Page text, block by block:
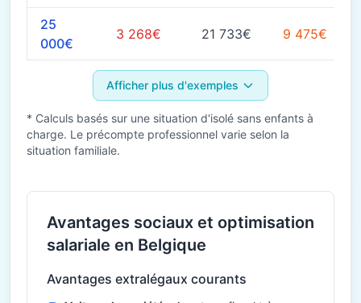
25
000€
3 268€ 21 733€ 9 475€
Afficher plus d'exemples
* Calculs basés sur une situation d'isolé sans enfants à
charge. Le précompte professionnel varie selon la
situation familiale.
Avantages sociaux et optimisation
salariale en Belgique
Avantages extralégaux courants